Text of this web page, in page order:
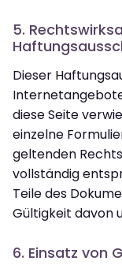
5.
Dieser
diese Seite
einzelne
geltenden
vollständig
Teile des
Gültigkeit davon
6. Einsatz von